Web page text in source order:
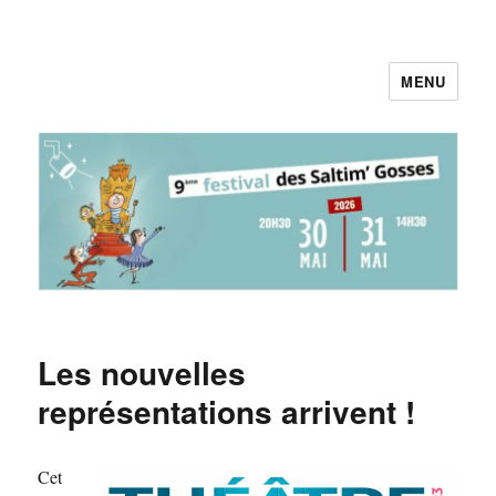
MENU
Les nouvelles
représentations arrivent !
Cet